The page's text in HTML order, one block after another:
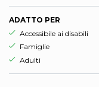
ADATTO PER
Esperienza adatta per
Accessibile ai disabili
Esperienza adatta per
Famiglie
Esperienza adatta per
Adulti